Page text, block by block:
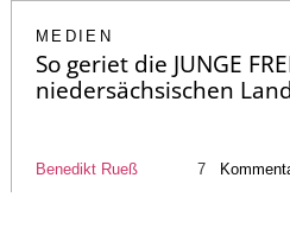
MEDIEN
So geriet die JUNGE
niedersächsischen
Benedikt Rueß 7